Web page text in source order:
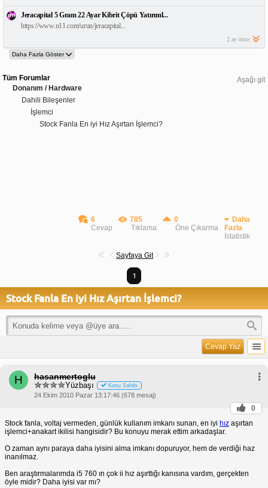
Jeracapital 5 Gram 22 Ayar Kibrit Çöpü Yatırıml...
https://www.n11.com/urun/jeracapital...
2 ay önce
Aşağı git
Tüm Forumlar
Donanım / Hardware
Dahili Bileşenler
İşlemci
Stock Fanla En iyi Hız Aşırtan İşlemci?
6
Cevap
785
Tıklama
0
Öne Çıkarma
Daha
Fazla
İstatistik
Sayfaya Git
1
Stock Fanla En iyi Hız Aşırtan İşlemci?
Cevap Yaz
H hasanmertoglu
Yüzbaşı Konu Sahibi
24 Ekim 2010 Pazar 13:17:46 (678 mesaj)
0
Stock fanla, voltaj vermeden, günlük kullanım imkanı sunan, en iyi hız aşırtan
işlemci+anakart ikilisi hangisidir? Bu konuyu merak ettim arkadaşlar.
O zaman aynı paraya daha iyisini alma imkanı dopuruyor, hem de verdiği haz
inanılmaz.
Ben araştırmalarımda i5 760 ın çok ii hız aşırttığı kanısına vardım, gerçekten
öyle midir? Daha iyisi var mı?